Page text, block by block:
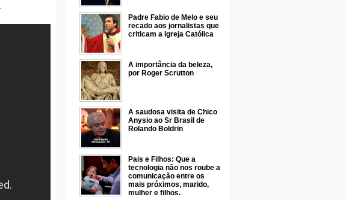
Padre Fabio de Melo e seu
recado aos jornalistas que
criticam a Igreja Católica
A importância da beleza,
por Roger Scrutton
A saudosa visita de Chico
Anysio ao Sr Brasil de
Rolando Boldrin
Pais e Filhos: Que a
tecnologia não nos roube a
comunicação entre os
mais próximos, marido,
mulher e filhos.